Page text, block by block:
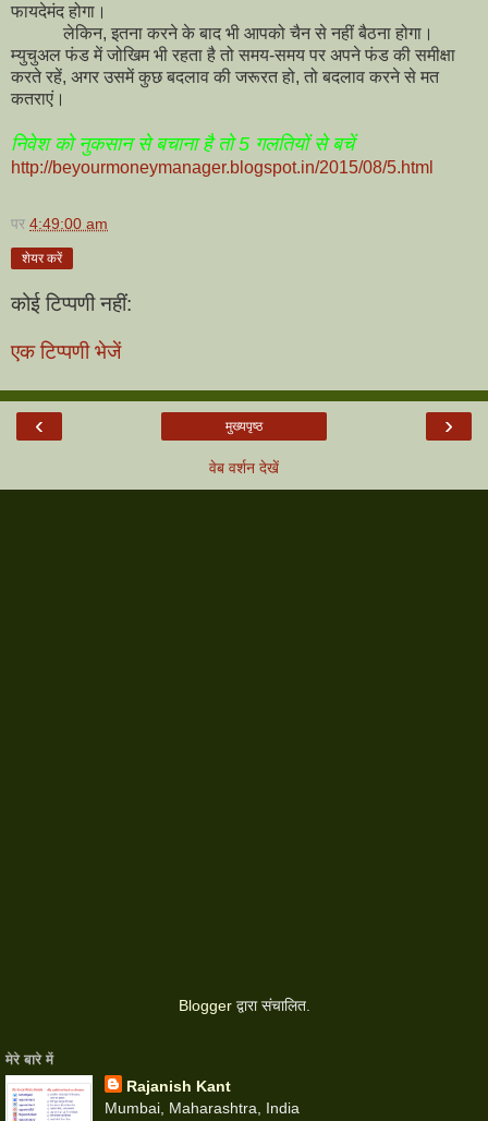
फायदेमंद होगा।
लेकिन, इतना करने के बाद भी आपको चैन से नहीं बैठना होगा।
म्युचुअल फंड में जोखिम भी रहता है तो समय-समय पर अपने फंड की समीक्षा
करते रहें, अगर उसमें कुछ बदलाव की जरूरत हो, तो बदलाव करने से मत
कतराएं।
निवेश को नुकसान से बचाना है तो 5 गलतियों से बचें
http://beyourmoneymanager.blogspot.in/2015/08/5.html
पर 4:49:00 am
शेयर करें
कोई टिप्पणी नहीं:
एक टिप्पणी भेजें
‹ ›
मुख्यपृष्ठ
वेब वर्शन देखें
Bloggerद्वारा संचालित.
मेरे बारे में
Rajanish Kant
Mumbai, Maharashtra, India